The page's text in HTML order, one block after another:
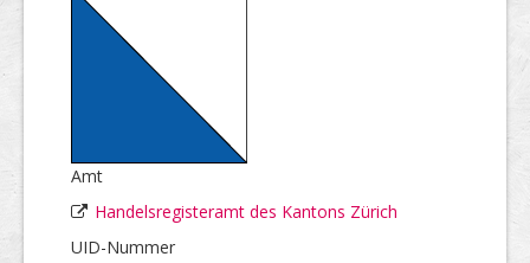
Amt
Handelsregisteramt des Kantons Zürich
UID-Nummer